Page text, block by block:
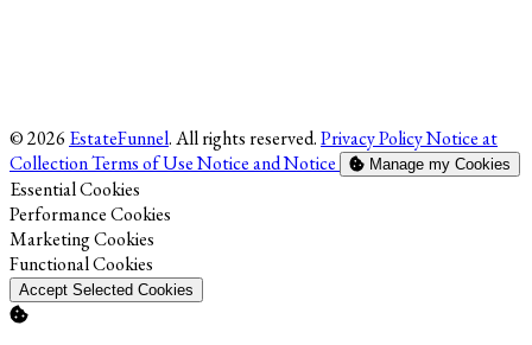
© 2026 EstateFunnel. All rights reserved.Privacy PolicyNotice at
CollectionTerms of UseNotice and Notice Manage my Cookies
Enable
Essential Cookies
Enable
Performance Cookies
Enable
Marketing Cookies
Enable
Functional Cookies
Accept Selected Cookies